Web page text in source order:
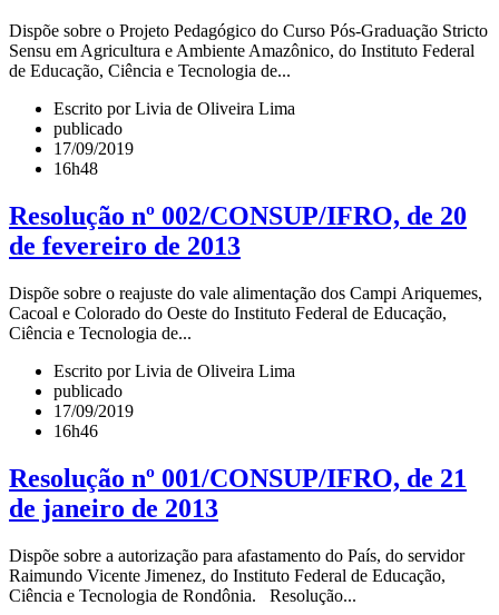
Dispõe sobre o Projeto Pedagógico do Curso Pós-Graduação Stricto
Sensu em Agricultura e Ambiente Amazônico, do Instituto Federal
de Educação, Ciência e Tecnologia de...
Escrito por Livia de Oliveira Lima
publicado
17/09/2019
16h48
Resolução nº 002/CONSUP/IFRO, de 20
de fevereiro de 2013
Dispõe sobre o reajuste do vale alimentação dos Campi Ariquemes,
Cacoal e Colorado do Oeste do Instituto Federal de Educação,
Ciência e Tecnologia de...
Escrito por Livia de Oliveira Lima
publicado
17/09/2019
16h46
Resolução nº 001/CONSUP/IFRO, de 21
de janeiro de 2013
Dispõe sobre a autorização para afastamento do País, do servidor
Raimundo Vicente Jimenez, do Instituto Federal de Educação,
Ciência e Tecnologia de Rondônia. Resolução...